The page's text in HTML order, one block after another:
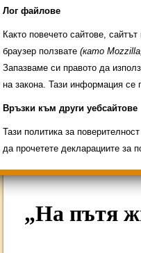
Свободни места
ИНОВАЦИЯ 2026
„На пътя
Лог файлове
Както повечето сайтове,
браузер ползвате (като
Запазваме си правото да
на закона. Тази информация
Връзки към други уебсайтове
Тази политика за
да прочетете декларациите за